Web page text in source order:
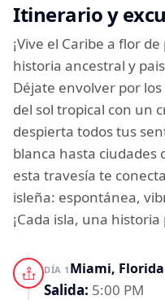
¿Viajas más de
Nosotros te
MUNDO JOVEN
Sucursales
Blog
Franquicias
Itinerario y
¡Vive el Caribe a flor
historia ancestral y
Déjate envolver por
del sol tropical con un
despierta todos tus
blanca hasta ciudades
esta travesía te
isleña: espontánea,
¡Cada isla, una
DÍA 1 Miami, Florida
Salida: 5:00 PM